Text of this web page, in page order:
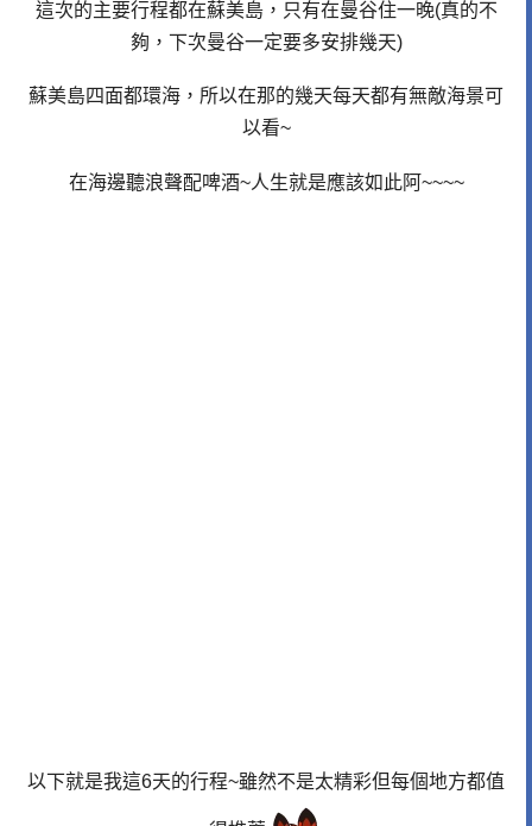
這次的主要行程都在蘇美島，只有在曼谷住一晚(真的不
夠，下次曼谷一定要多安排幾天)
蘇美島四面都環海，所以在那的幾天每天都有無敵海景可
以看~
在海邊聽浪聲配啤酒~人生就是應該如此阿~~~~
以下就是我這6天的行程~雖然不是太精彩但每個地方都值